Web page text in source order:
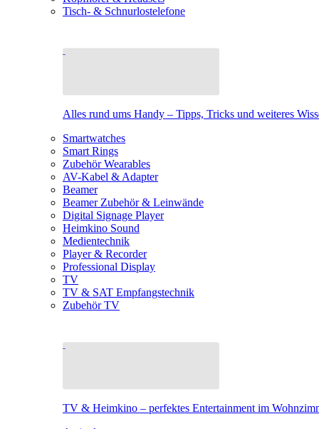
Tisch- & Schnurlostelefone
Alles rund ums Handy – Tipps, Tricks und weiteres
Smartwatches
Smart Rings
Zubehör Wearables
AV-Kabel & Adapter
Beamer
Beamer Zubehör & Leinwände
Digital Signage Player
Heimkino Sound
Medientechnik
Player & Recorder
Professional Display
TV
TV & SAT Empfangstechnik
Zubehör TV
TV & Heimkino – perfektes Entertainment im